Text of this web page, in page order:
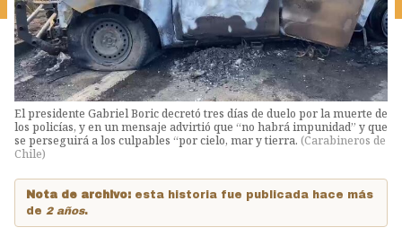
El presidente Gabriel Boric decretó tres días de duelo por la muerte de
los policías, y en un mensaje advirtió que “no habrá impunidad” y que
se perseguirá a los culpables “por cielo, mar y tierra. (Carabineros de
Chile)
Nota de archivo: esta historia fue publicada hace más
de 2 años.